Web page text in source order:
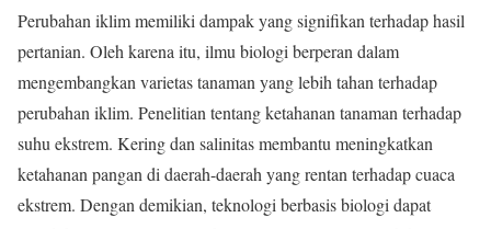
Perubahan iklim memiliki dampak yang signifikan terhadap hasil
pertanian. Oleh karena itu, ilmu biologi berperan dalam
mengembangkan varietas tanaman yang lebih tahan terhadap
perubahan iklim. Penelitian tentang ketahanan tanaman terhadap
suhu ekstrem. Kering dan salinitas membantu meningkatkan
ketahanan pangan di daerah-daerah yang rentan terhadap cuaca
ekstrem. Dengan demikian, teknologi berbasis biologi dapat